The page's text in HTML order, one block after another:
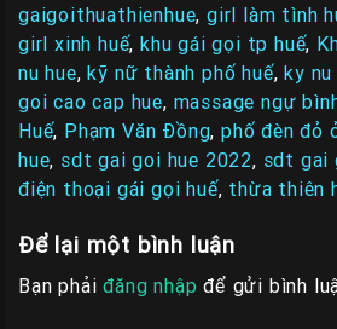
gaigoithuathienhue,girl làm tình
girl xinh huế,khu gái gọi tp huế,
nu hue,kỹ nữ thành phố huế,ky
goi cao cap hue, massage ngự
Huế, Phạm Văn Đồng,phố đèn đỏ
hue, sdt gai goi hue 2022, sdt gai
điện thoại gái gọi huế, thừa thiên
Để lại một bình luận
Bạn phảiđăng nhập để gửi bình